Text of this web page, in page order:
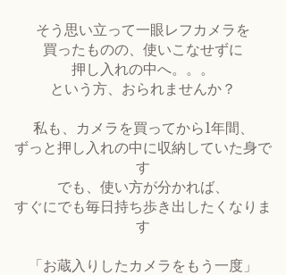
そう思い立って一眼レフ カメラ を
買ったものの、使いこなせずに
押し入れの中へ。。。
という方、おられませんか？
私も、カメラを買ってから1年間、
ずっと押し入れの中に収納していた身で
す
でも、使い方が分かれば、
すぐにでも毎日持ち歩き出したくなりま
す
「お蔵入りしたカメラをもう一度」